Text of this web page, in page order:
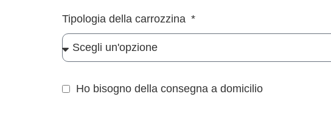
Tipologia della carrozzina
Ho bisogno della consegna a domicilio